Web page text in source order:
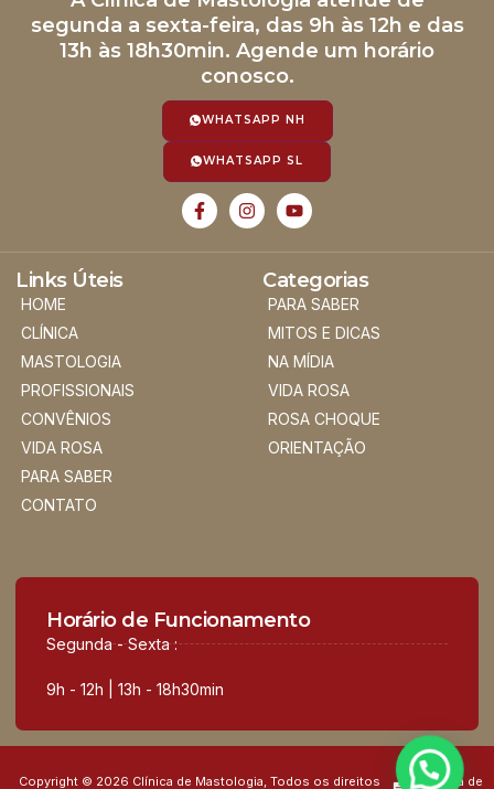
segunda a sexta-feira, das 9h às 12h e das
13h às 18h30min. Agende um horário
conosco.
WHATSAPP NH
WHATSAPP SL
Links Úteis
HOME
CLÍNICA
MASTOLOGIA
PROFISSIONAIS
CONVÊNIOS
VIDA ROSA
PARA SABER
CONTATO
Categorias
PARA SABER
MITOS E DICAS
NA MÍDIA
VIDA ROSA
ROSA CHOQUE
ORIENTAÇÃO
Horário de Funcionamento
Segunda - Sexta :
9h - 12h | 13h - 18h30min
Copyright © 2026 Clínica de Mastologia, Todos os direitos Política de